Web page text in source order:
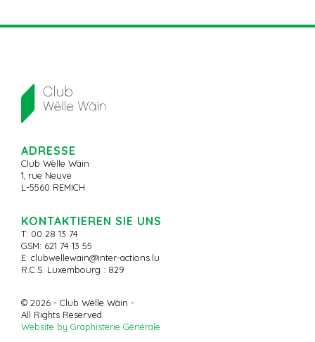
ADRESSE
Club Wëlle Wäin
1, rue Neuve
L-5560 REMICH
KONTAKTIEREN SIE UNS
T: 00 28 13 74
GSM: 621 74 13 55
E: clubwellewain@inter-actions.lu
R.C.S. Luxembourg : 829
© 2026 - Club Wëlle Wäin -
All Rights Reserved
Website by Graphisterie Générale